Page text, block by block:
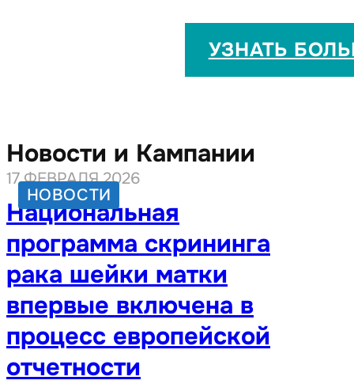
УЗНАТЬ
Новости и Кампании
НОВОСТИ
17 ФЕВРАЛЯ 2026
Национальная
программа скрининга
рака шейки матки
впервые включена в
процесс европейской
отчетности